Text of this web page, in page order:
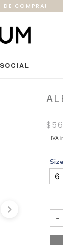
DE COMPRA!
SOCIAL
$
IVA
Size
6
-